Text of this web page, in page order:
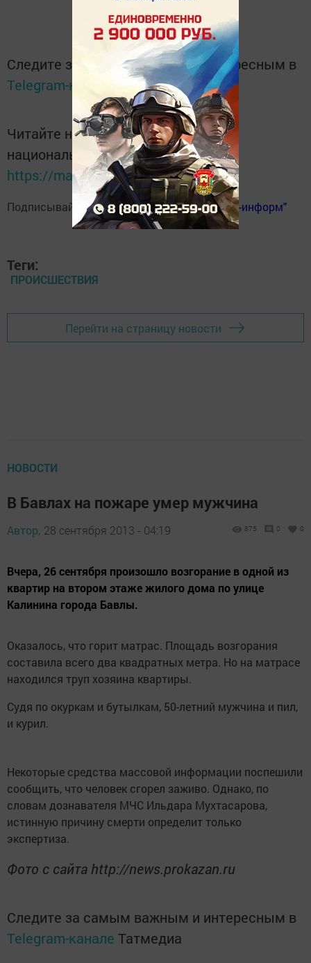
Фото МЧС
Следите за самым важным и интересным в
Telegram-каналеТатмедиа
Читайте новости Татарстана в
национальном мессенджере MАХ:
https://max.ru/tatmedia
Подписывайтесь на телеграм-канал "Бавлы-информ"
Теги:
ПРОИСШЕСТВИЯ
Перейти на страницу новости
НОВОСТИ
В Бавлах на пожаре умер мужчина
Автор, 28 сентября 2013 - 04:19 875 0 0
Вчера, 26 сентября произошло возгорание в одной из
квартир на втором этаже жилого дома по улице
Калинина города Бавлы.
Оказалось, что горит матрас. Площадь возгорания
составила всего два квадратных метра. Но на матрасе
находился труп хозяина квартиры.
Судя по окуркам и бутылкам, 50-летний мужчина и пил,
и курил.
Некоторые средства массовой информации поспешили
сообщить, что человек сгорел заживо. Однако, по
словам дознавателя МЧС Ильдара Мухтасарова,
истинную причину смерти определит только
экспертиза.
Фото с сайта http://news.prokazan.ru
Следите за самым важным и интересным в
Telegram-канале Татмедиа